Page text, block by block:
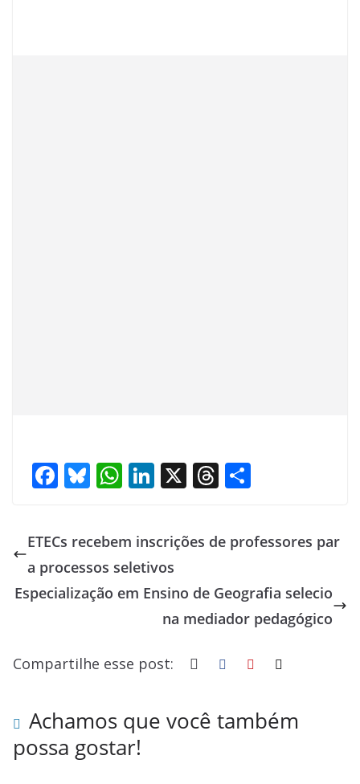
F
b
o
o
Bl
e
sk
y
W
at
s
A
p
Li
e
dI
n
X T
a
s
ar
e
ETECs recebem inscrições de professores par
a processos seletivos
Especialização em Ensino de Geografia selecio
na mediador pedagógico
Compartilhe esse post:
Achamos que você também
possa gostar!